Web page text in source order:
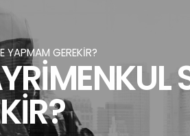
YAPMAM GEREKİR?